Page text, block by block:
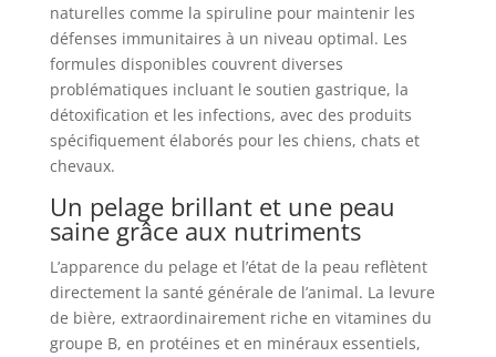
naturelles comme la spiruline pour maintenir les
défenses immunitaires à un niveau optimal. Les
formules disponibles couvrent diverses
problématiques incluant le soutien gastrique, la
détoxification et les infections, avec des produits
spécifiquement élaborés pour les chiens, chats et
chevaux.
Un pelage brillant et une peau
saine grâce aux nutriments
L’apparence du pelage et l’état de la peau reflètent
directement la santé générale de l’animal. La levure
de bière, extraordinairement riche en vitamines du
groupe B, en protéines et en minéraux essentiels,